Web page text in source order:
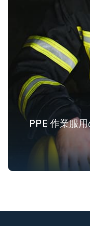
PPE 作業服
ファッショ
テキス
アウター
業界全体